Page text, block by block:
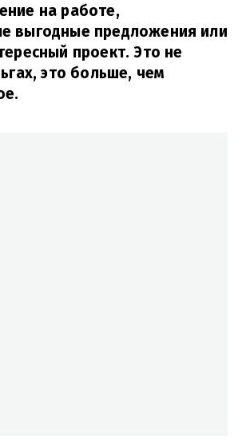
на работе,
выгодные предложения или
проект. Это не
это больше, чем